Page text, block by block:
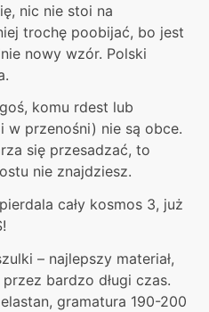
nic nie stoi na
trochę poobijać, bo jest
nowy wzór. Polski
komu rdest lub
w przenośni) nie są obce.
się przesadzać, to
nie znajdziesz.
cały kosmos 3, już
– najlepszy materiał,
bardzo długi czas.
elastan, gramatura 190-200